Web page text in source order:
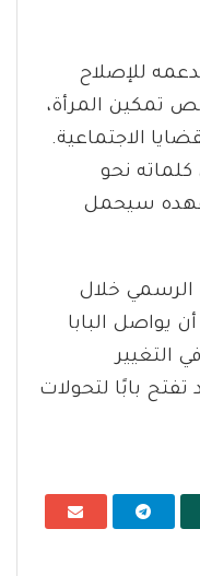
للإصلاح
تمكين المرأة،
الاجتماعية.
نحو
عهده سيحمل
الرسمي خلال
يواصل البابا
التغيير
تفتح بابًا لتحولات